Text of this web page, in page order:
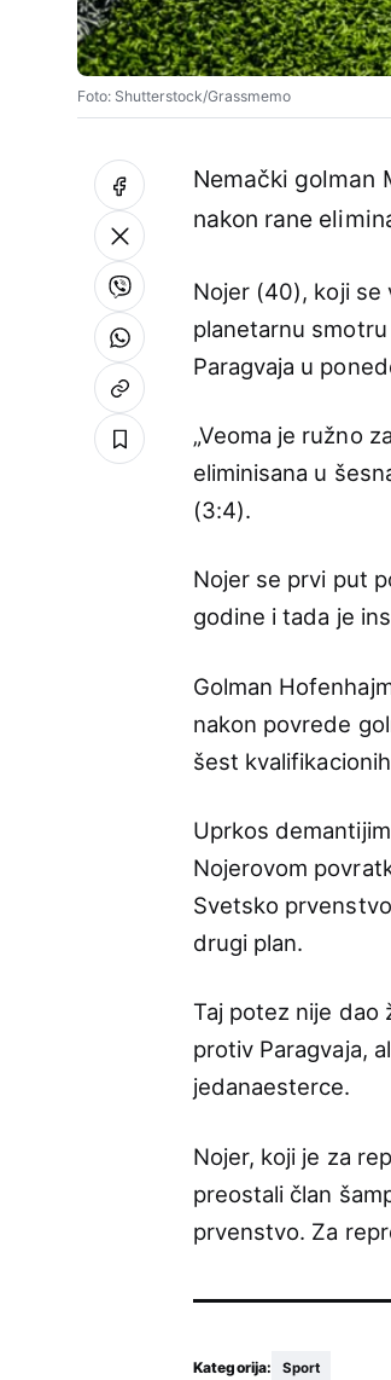
Foto: Shutterstock/Grassmemo
Nemački golman
nakon rane
Nojer (40), koji se
planetarnu smotru
Paragvaja u
„Veoma je ružno
eliminisana u
(3:4).
Nojer se prvi put
godine i tada je
Golman
nakon povrede
šest
Uprkos
Nojerovom
Svetsko
drugi plan.
Taj potez nije dao
protiv Paragvaja,
jedanaesterce.
Nojer, koji je za
preostali član
prvenstvo. Za
Kategorija: Sport